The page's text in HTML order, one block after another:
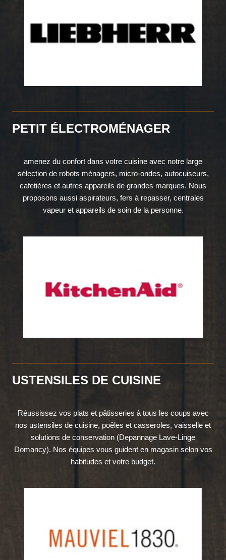
PETIT ÉLECTROMÉNAGER
amenez du confort dans votre cuisine avec notre large
sélection de robots ménagers, micro-ondes, autocuiseurs,
cafetières et autres appareils de grandes marques. Nous
proposons aussi aspirateurs, fers à repasser, centrales
vapeur et appareils de soin de la personne.
USTENSILES DE CUISINE
Réussissez vos plats et pâtisseries à tous les coups avec
nos ustensiles de cuisine, poêles et casseroles, vaisselle et
solutions de conservation (Depannage Lave-Linge
Domancy). Nos équipes vous guident en magasin selon vos
habitudes et votre budget.